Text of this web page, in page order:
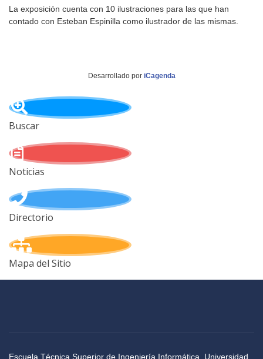
La exposición cuenta con 10 ilustraciones para las que han
contado con Esteban Espinilla como ilustrador de las mismas.
Desarrollado por iCagenda
Buscar
Noticias
Directorio
Mapa del Sitio
Escuela Técnica Superior de Ingeniería Informática, Universidad